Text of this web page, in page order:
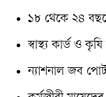
১৮ থেকে ২৪
স্বাস্থ্য কার্ড ও
ন্যাশনাল জব